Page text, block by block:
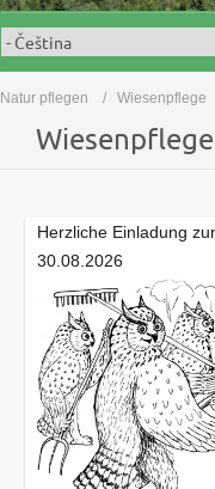
e
n
Natur pflegen Wiesenpflege
Wiesenpflege
Herzliche Einladung
30.08.2026